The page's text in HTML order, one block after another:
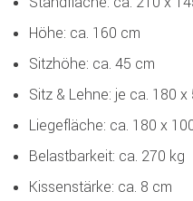
Höhe: ca. 160 cm
Sitzhöhe: ca. 45 cm
Sitz & Lehne: je ca. 180 x
Liegefläche: ca. 180 x
Belastbarkeit: ca. 270 kg
Kissenstärke: ca. 8 cm